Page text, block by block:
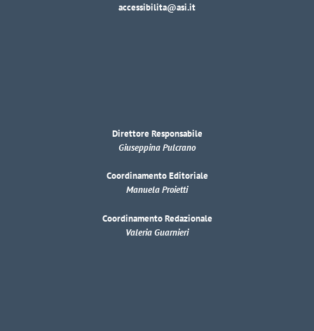
accessibilita@asi.it
Direttore Responsabile
Giuseppina Pulcrano
Coordinamento Editoriale
Manuela Proietti
Coordinamento Redazionale
Valeria Guarnieri